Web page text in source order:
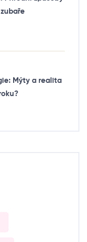
Mýty a realita